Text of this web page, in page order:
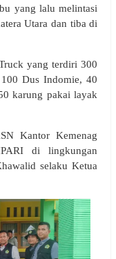
yang lalu melintasi
Utara dan tiba di
yang terdiri 300
Dus Indomie, 40
karung pakai layak
Kantor Kemenag
di lingkungan
selaku Ketua